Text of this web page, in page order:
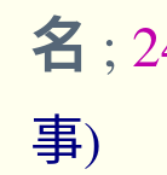
名 ;
事)